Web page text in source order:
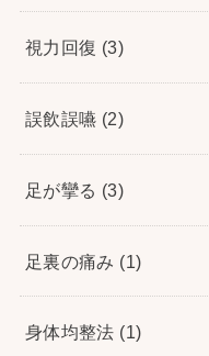
視力回復 (3)
誤飲誤嚥 (2)
足が攣る (3)
足裏の痛み (1)
身体均整法 (1)